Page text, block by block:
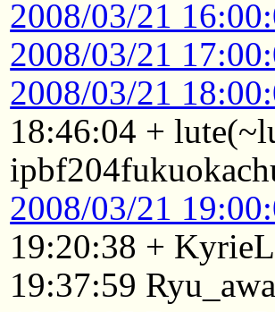
2008/03/21
2008/03/21
2008/03/21
18:46:04 +
2008/03/21
19:20:38 +
19:37:59